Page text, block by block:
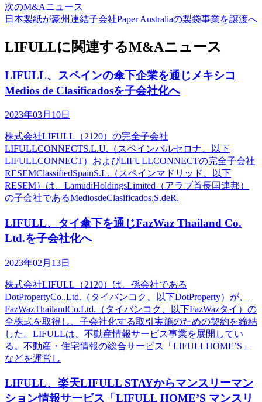
次のM&Aニュース
日本製紙が豪州連結子会社Paper Australiaの製袋事業を譲渡へ
LIFULLに関連するM&Aニュース
LIFULL、スペインの傘下企業を通じメキシコ
Medios de Clasificadosを子会社化へ
2023年03月10日
株式会社LIFULL（2120）の完全子会社
LIFULLCONNECTS.L.U.（スペインバルセロナ、以下
LIFULLCONNECT）およびLIFULLCONNECTの完全子会社
RESEMClassifiedSpainS.L.（スペインマドリッド、以下
RESEM）は、LamudiHoldingsLimited（アラブ首長国連邦）
の子会社であるMediosdeClasificados,S.deR.
LIFULL、タイ傘下を通じFazWaz Thailand Co.
Ltd.を子会社化へ
2023年02月13日
株式会社LIFULL（2120）は、孫会社である
DotPropertyCo.,Ltd.（タイバンコク、以下DotProperty）が、
FazWazThailandCo.Ltd.（タイバンコク、以下FazWazタイ）の
全株式を取得し、子会社化する取引実施のための契約を締結
した。LIFULLは、不動産情報サービス事業を展開してい
る。不動産・住宅情報の総合サービス「LIFULLHOME’S」
などを運営し
LIFULL、楽天LIFULL STAYからマンスリーマン
ション情報サービス「LIFULL HOME’S マンスリ